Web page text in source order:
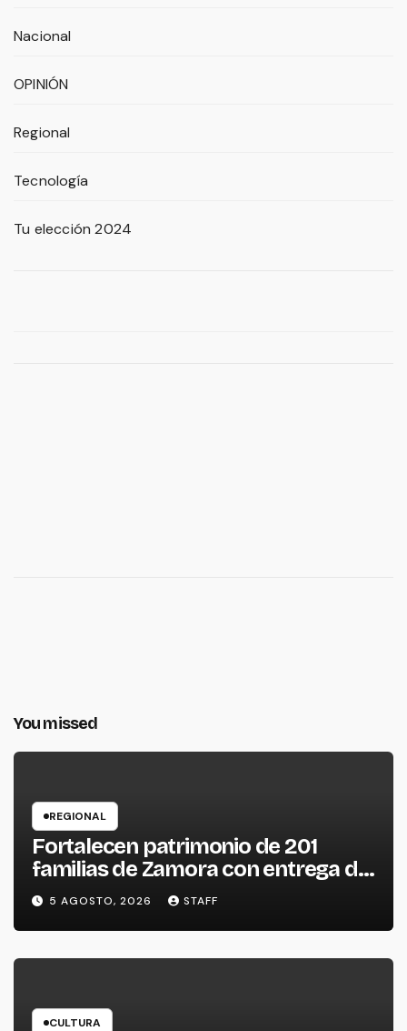
Nacional
OPINIÓN
Regional
Tecnología
Tu elección 2024
You missed
REGIONAL
Fortalecen patrimonio de 201
familias de Zamora con entrega de
escrituras
5 AGOSTO, 2026 STAFF
CULTURA